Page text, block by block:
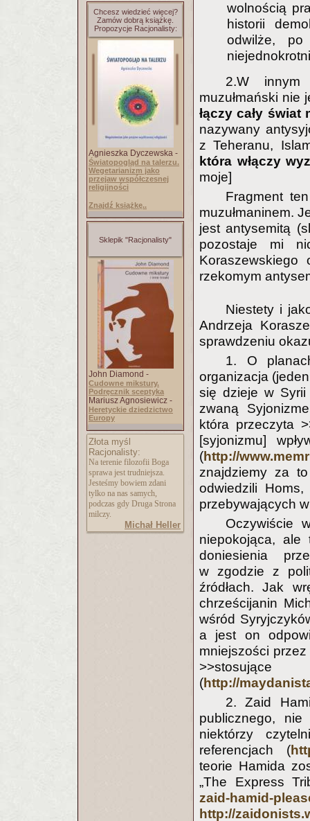
Chcesz wiedzieć więcej?
Zamów dobrą książkę.
Propozycje Racjonalisty:
Agnieszka Dyczewska -
Światopogląd na talerzu.
Wegetarianizm jako
przejaw współczesnej
religijności
Znajdź książkę..
Sklepik "Racjonalisty"
John Diamond -
Cudowne mikstury.
Podręcznik sceptyka
Mariusz Agnosiewicz -
Heretyckie dziedzictwo
Europy
Złota myśl
Racjonalisty:
Na terenie filozofii Boga
sprawa jest trudniejsza.
Jesteśmy bowiem zdani
tylko na nas samych,
podczas gdy Druga Strona
milczy.
Michał Heller
wolnością
historii
odwilże, po
2.W innym
muzułmański nie
łączy cały
nazywany
z Teheranu,
która włączy
moje]
Fragment
muzułmaninem.
jest antysemitą
pozostaje mi
rzekomym
Niestety i
Andrzeja
sprawdzeniu
1. O
organizacja
się dzieje w Syrii
zwaną
która przeczyta
[syjonizmu]
(http://
znajdziemy za
odwiedzili
przebywających
Oczywiście
niepokojąca,
doniesienia
w zgodzie z
źródłach. Jak
chrześcijanin
wśród
a jest on
mniejszości przez
(http://
2. Zaid
publicznego,
niektórzy
referencjach (
teorie Hamida
„The Express
zaid-hamid-
http://